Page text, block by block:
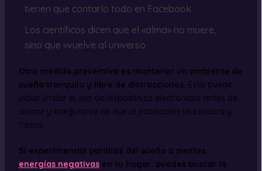
tienen que contarlo todo en Facebook
Los científicos dicen que el «alma» no muere,
sino que «vuelve al universo
Otra medida preventiva es mantener un ambiente de
sueño tranquilo y libre de distracciones. Esto puede
incluir limitar el uso de dispositivos electrónicos antes de
dormir y asegurarse de que la habitación sea oscura y
fresca.
Si experimentas parálisis del sueño o sientes
energías negativasen tu hogar, puedes buscar la